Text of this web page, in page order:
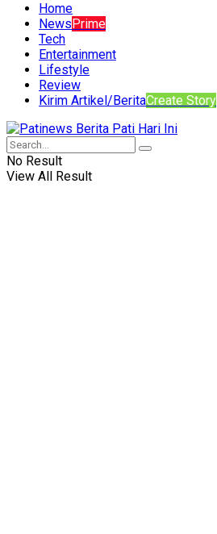
Home
NewsPrime
Tech
Entertainment
Lifestyle
Review
Kirim Artikel/BeritaCreate Story
No Result
View All Result